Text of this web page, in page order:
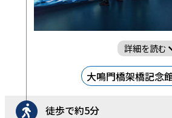
詳細を読む
大鳴門橋架橋記念
徒歩で約5分